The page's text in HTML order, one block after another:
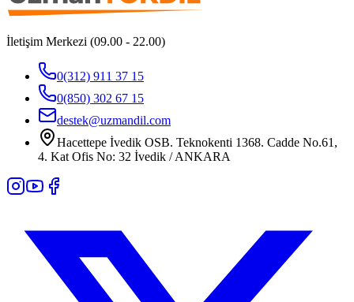
İletişim Merkezi (09.00 - 22.00)
0(312) 911 37 15
0(850) 302 67 15
destek@uzmandil.com
Hacettepe İvedik OSB. Teknokenti 1368. Cadde No.61,
4. Kat Ofis No: 32 İvedik / ANKARA